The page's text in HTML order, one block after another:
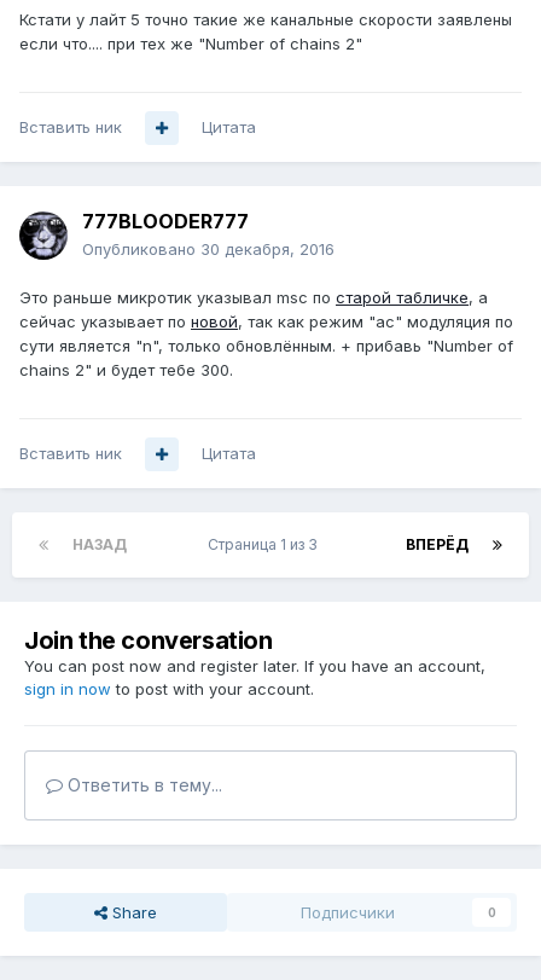
Кстати у лайт 5 точно такие же канальные скорости заявлены
если что.... при тех же "Number of chains 2"
Вставить ник Цитата
777BLOODER777
Опубликовано 30 декабря, 2016
Это раньше микротик указывал msc по старой табличке, а
сейчас указывает по новой, так как режим "ac" модуляция по
сути является "n", только обновлённым. + прибавь "Number of
chains 2" и будет тебе 300.
Вставить ник Цитата
НАЗАД ВПЕРЁД
Страница 1 из 3
Join the conversation
You can post now and register later. If you have an account,
sign in now to post with your account.
Ответить в тему...
Share Подписчики 0